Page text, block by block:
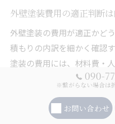
外壁塗装費用の適正判断
外壁塗装の費用が適正かど
積もりの内訳を細かく確認
塗装の費用には、材料費・
修費・養生費・廃材処分費
090-
※繋がらない場合は
お問い合わせ